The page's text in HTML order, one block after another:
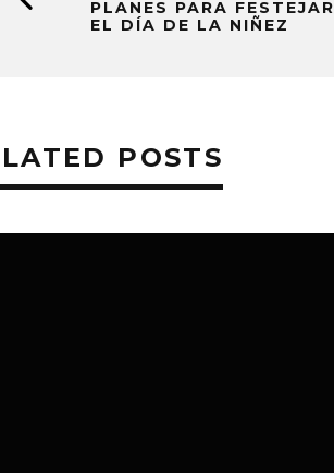
PLANES PARA FESTEJAR
EL DÍA DE LA NIÑEZ
POSTS